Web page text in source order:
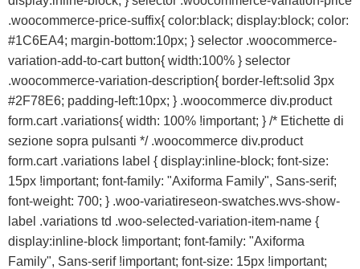
.woocommerce-price-suffix{ color:black; display:block; color:
#1C6EA4; margin-bottom:10px; } selector .woocommerce-
variation-add-to-cart button{ width:100% } selector
.woocommerce-variation-description{ border-left:solid 3px
#2F78E6; padding-left:10px; } .woocommerce div.product
form.cart .variations{ width: 100% !important; } /* Etichette di
sezione sopra pulsanti */ .woocommerce div.product
form.cart .variations label { display:inline-block; font-size:
15px !important; font-family: "Axiforma Family", Sans-serif;
font-weight: 700; } .woo-variatireseon-swatches.wvs-show-
label .variations td .woo-selected-variation-item-name {
display:inline-block !important; font-family: "Axiforma
Family", Sans-serif !important; font-size: 15px !important;